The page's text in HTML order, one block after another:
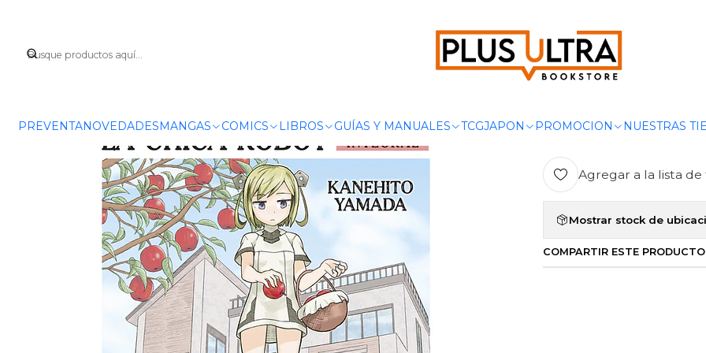
PREVENTANOVEDADESMANGAS COMICS LIBROS GUÍAS Y MANUALES TCGJAPON PROMOCION NUESTRAS
|
LA TRÁGICA
INTEGRAL -
Agregar a la lista de
Mostrar stock de
COMPARTIR ESTE PRODUCTO